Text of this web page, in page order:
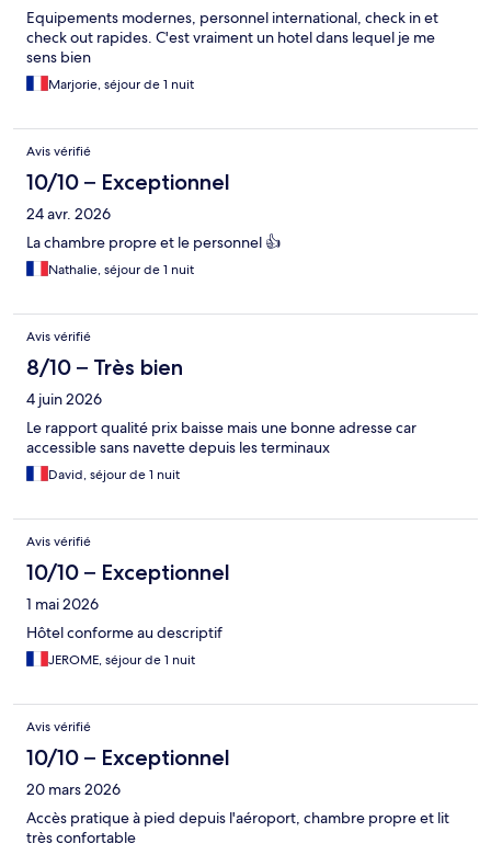
Equipements modernes, personnel international, check in et
check out rapides. C'est vraiment un hotel dans lequel je me
sens bien
Marjorie, séjour de 1 nuit
Avis vérifié
10/10 – Exceptionnel
24 avr. 2026
La chambre propre et le personnel 👍
Nathalie, séjour de 1 nuit
Avis vérifié
8/10 – Très bien
4 juin 2026
Le rapport qualité prix baisse mais une bonne adresse car
accessible sans navette depuis les terminaux
David, séjour de 1 nuit
Avis vérifié
10/10 – Exceptionnel
1 mai 2026
Hôtel conforme au descriptif
JEROME, séjour de 1 nuit
Avis vérifié
10/10 – Exceptionnel
20 mars 2026
Accès pratique à pied depuis l'aéroport, chambre propre et lit
très confortable